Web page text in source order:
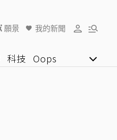
願景 我的新聞
科技 Oops